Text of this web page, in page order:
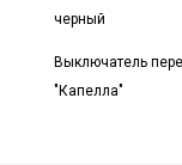
черный
Выключатель
"Капелла"